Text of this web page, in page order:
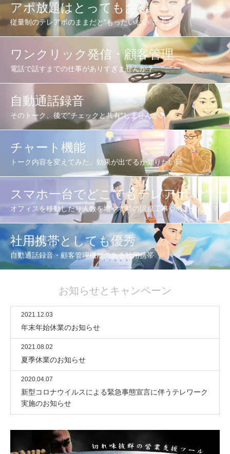
アポ放題はとってもお得
従量制のテレアポのままだと"もったいない"ですよ！
ワンクリック発信・顧客管理
電話で話すまでの仕事がありすぎませんか？
自動通話録音
そのトーク、後で"チェックと共有"しませんか？
チャート機能
トーク内容を変えてみた。効果が出てるか知りたい時
スマホ一台でどこでもテレアポ
オフィスを移動したり人数を増やす時の回線工事やめませんか？
社用携帯としても優秀
自動通話録音・顧客管理機能のある社用携帯
お知らせとキャンペーン
2021.12.03
年末年始休業のお知らせ
2021.08.02
夏季休業のお知らせ
2020.04.07
新型コロナウイルスによる緊急事態宣言に伴うテレワーク
実施のお知らせ